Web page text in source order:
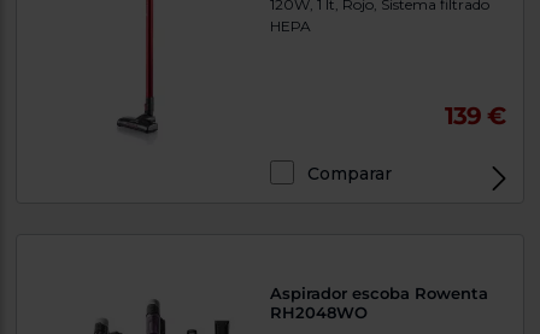
120W, 1 lt, Rojo, Sistema filtrado
HEPA
139 €
Comparar
Aspirador escoba Rowenta
RH2048WO